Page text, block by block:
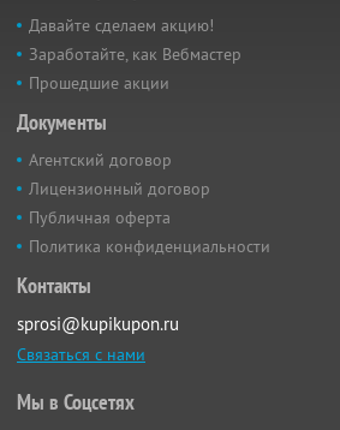
Давайте сделаем акцию!
Заработайте, как Вебмастер
Прошедшие акции
Документы
Агентский договор
Лицензионный договор
Публичная оферта
Политика конфиденциальности
Контакты
sprosi@kupikupon.ru
Связаться с нами
Мы в Соцсетях